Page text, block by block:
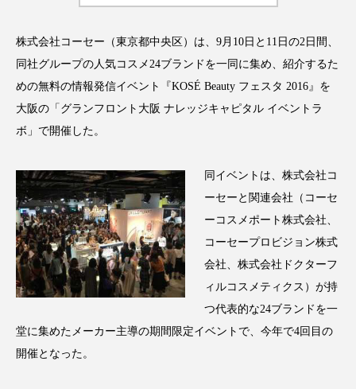
Gemini
TikTok アスタキサンチン
アスレジャーコスメ
アンチエイジング アンチソリチュード
インタビュー インナービューティー 冷え
インナービューティーアワード2025受賞商品
ウェアラブルデバイス ウェルネス
ウェルビーイング エイジングケア
エクソソーム
株式会社コーセー（東京都中央区）は、9月10日と11日の2日間、
同社グループの人気コスメ24ブランドを一同に集め、紹介するた
めの無料の情報発信イベント『KOSÉ Beauty フェスタ 2016』を
大阪の「グランフロント大阪 ナレッジキャピタル イベントラ
ボ」で開催した。
同イベントは、株式会社コ
ーセーと関連会社（コーセ
ーコスメポート株式会社、
コーセープロビジョン株式
会社、株式会社ドクターフ
ィルコスメティクス）が持
つ代表的な24ブランドを一
堂に集めたメーカー主導の期間限定イベントで、今年で4回目の
開催となった。